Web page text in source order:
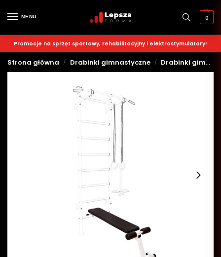
MENU 0
Promocje na sprzęt sportowy, rehabilitacyjny i elektrostymulatory!
Strona główna / Drabinki gimnastyczne / Drabinki gimnastyczne białe